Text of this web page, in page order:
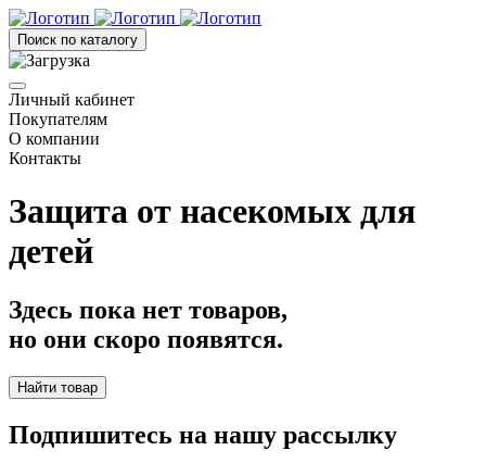
Поиск по каталогу
Личный кабинет
Покупателям
О компании
Контакты
Защита от насекомых для
детей
Здесь пока нет товаров,
но они скоро появятся.
Найти товар
Подпишитесь на нашу рассылку